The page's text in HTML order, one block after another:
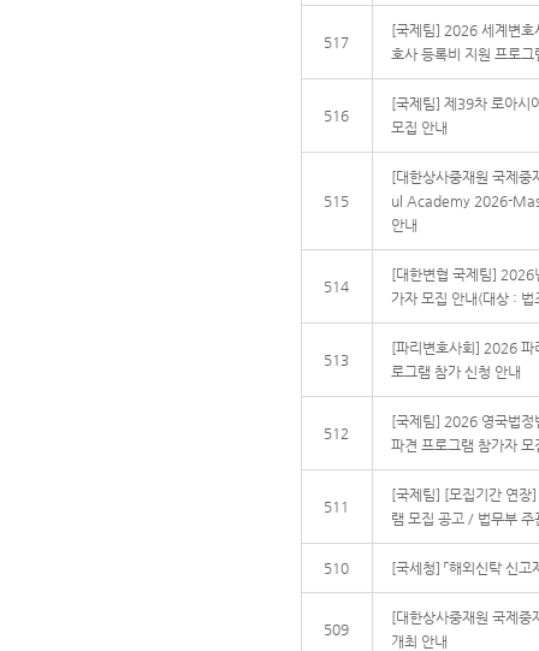
517
[국제팀] 2026 세계변호
호사 등록비 지원 프로그
516
[국제팀] 제39차 로아시
모집 안내
515
[대한상사중재원 국제
ul Academy 2026-
안내
514
[대한변협 국제팀] 2026
가자 모집 안내(대상 :
513
[파리변호사회] 2026 파
로그램 참가 신청 안내
512
[국제팀] 2026 영국법정
파견 프로그램 참가자 모
511
[국제팀] [모집기간 연
램 모집 공고 / 법무부 주
510 [국세청] 「해외신탁 신고
509
[대한상사중재원 국제중
개최 안내